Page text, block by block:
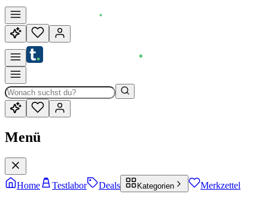
Menü
Home Testlabor Deals Kategorien Merkzettel